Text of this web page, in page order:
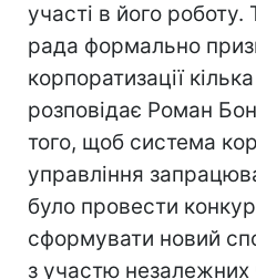
участі в його роботу.
рада формально
корпоратизації
розповідає Роман
того, щоб система
управління
було провести
сформувати новий
з участю незалежних